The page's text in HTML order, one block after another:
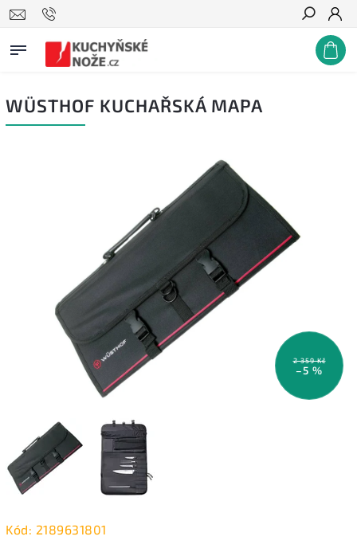
Hledat
WÜSTHOF KUCHAŘSKÁ MAPA
2 359 Kč
–5 %
Kód: 2189631801